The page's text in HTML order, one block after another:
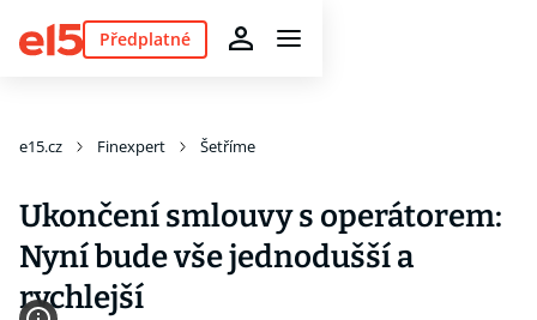
Předplatné
e15.cz Finexpert Šetříme
Ukončení smlouvy s operátorem:
Nyní bude vše jednodušší a
rychlejší